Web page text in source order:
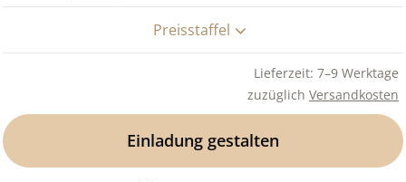
Preisstaffel
Lieferzeit: 7–9 Werktage
zuzüglich Versandkosten
Einladung gestalten